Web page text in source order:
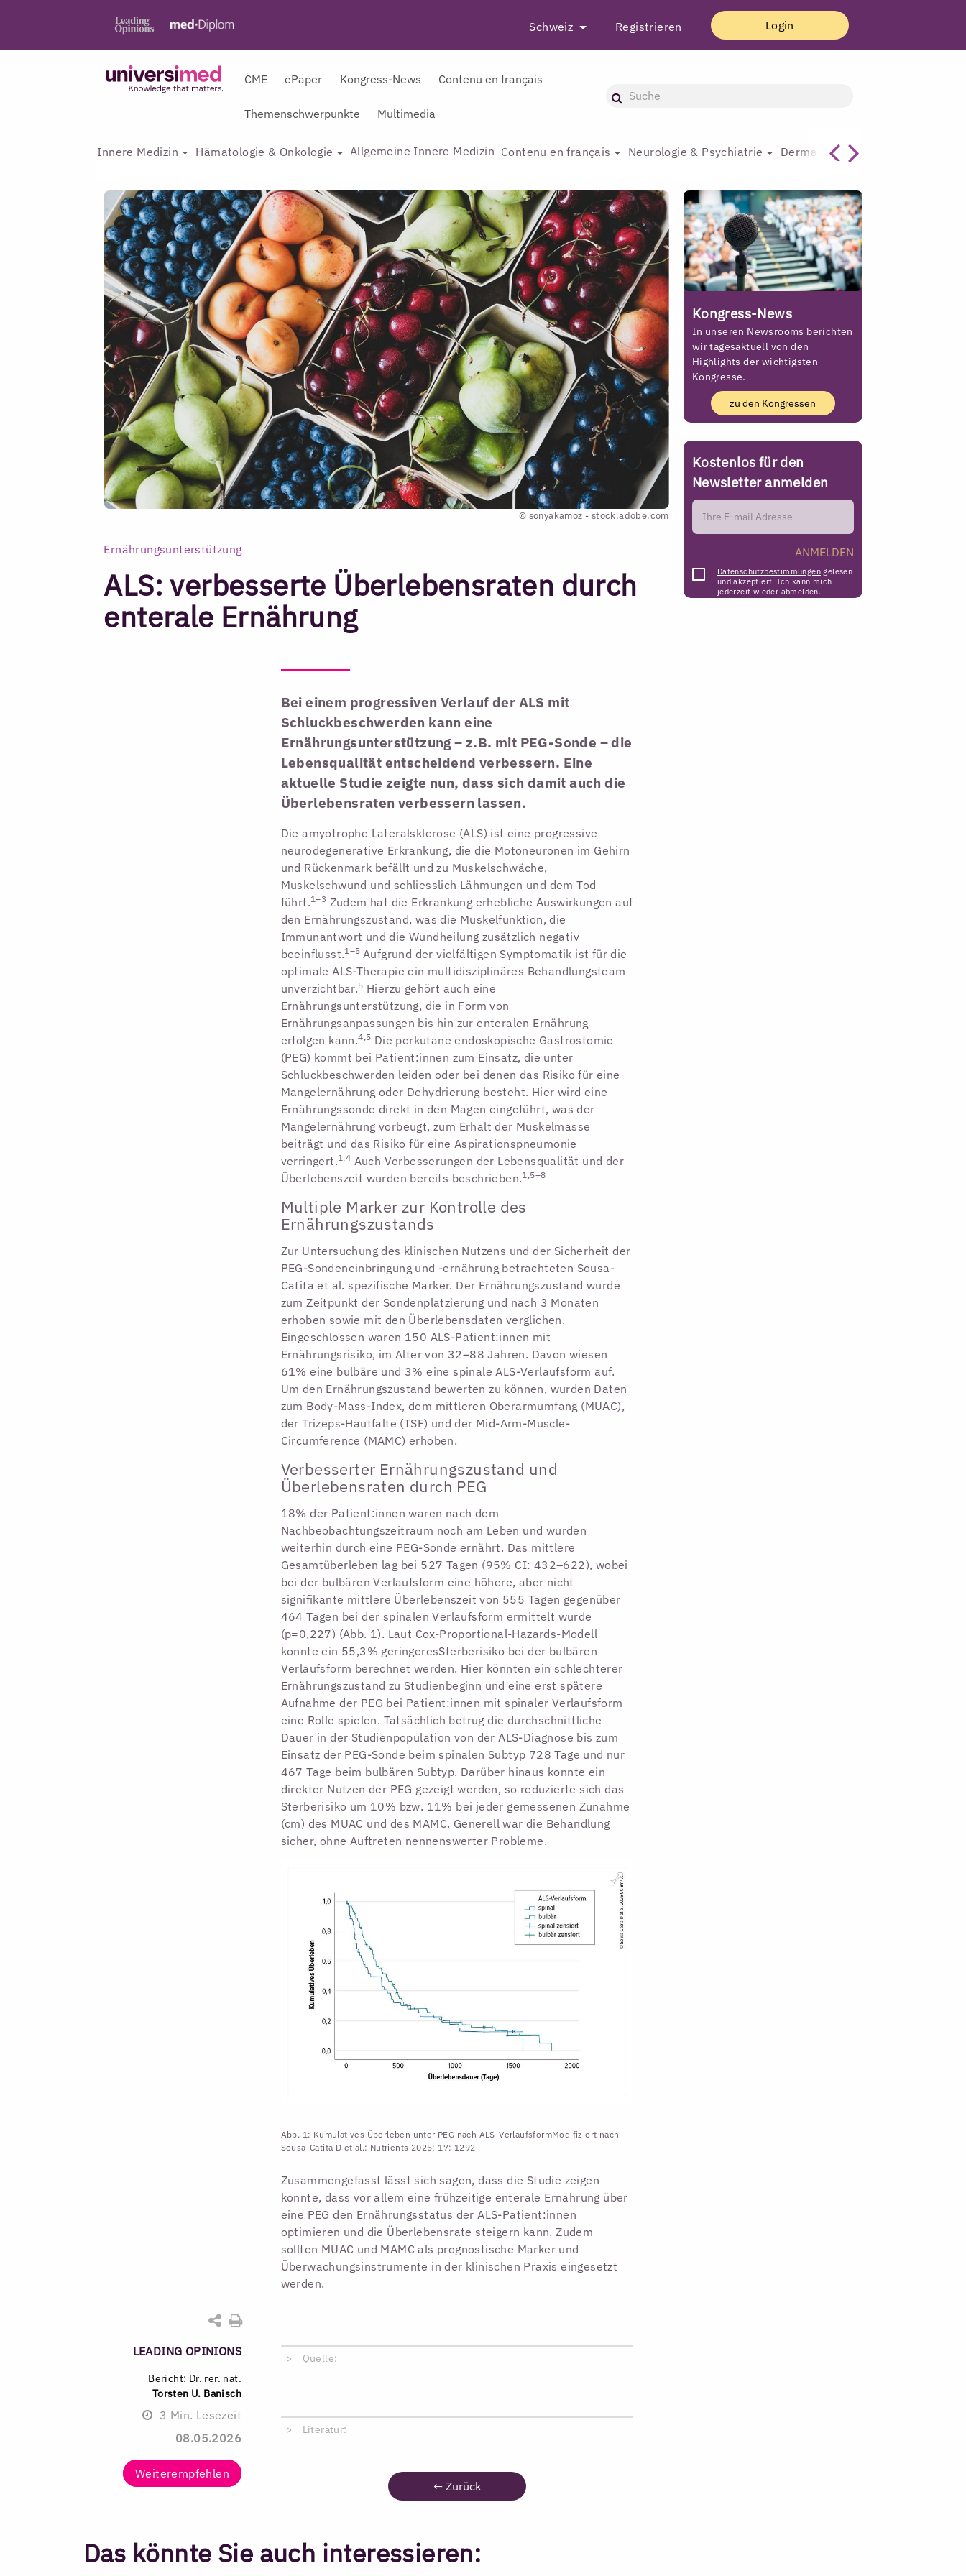
Schweiz Registrieren Login
CME ePaper Kongress-News Contenu en français
Themenschwerpunkte Multimedia
Innere Medizin Hämatologie & Onkologie Allgemeine Innere Medizin Contenu en français Neurologie & Psychiatrie Dermatologie & Plastische
© sonyakamoz - stock.adobe.com
Ernährungsunterstützung
ALS: verbesserte Überlebensraten durch
enterale Ernährung
LEADING OPINIONS
Bericht: Dr. rer. nat.
Torsten U. Banisch
3 Min. Lesezeit
08.05.2026
Weiterempfehlen
Bei einem progressiven Verlauf der ALS mit
Schluckbeschwerden kann eine
Ernährungsunterstützung – z.B. mit PEG-Sonde – die
Lebensqualität entscheidend verbessern. Eine
aktuelle Studie zeigte nun, dass sich damit auch die
Überlebensraten verbessern lassen.
Die amyotrophe Lateralsklerose (ALS) ist eine progressive
neurodegenerative Erkrankung, die die Motoneuronen im Gehirn
und Rückenmark befällt und zu Muskelschwäche,
Muskelschwund und schliesslich Lähmungen und dem Tod
führt.1–3 Zudem hat die Erkrankung erhebliche Auswirkungen auf
den Ernährungszustand, was die Muskelfunktion, die
Immunantwort und die Wundheilung zusätzlich negativ
beeinflusst.1–5 Aufgrund der vielfältigen Symptomatik ist für die
optimale ALS-Therapie ein multidisziplinäres Behandlungsteam
unverzichtbar.5 Hierzu gehört auch eine
Ernährungsunterstützung, die in Form von
Ernährungsanpassungen bis hin zur enteralen Ernährung
erfolgen kann.4,5 Die perkutane endoskopische Gastrostomie
(PEG) kommt bei Patient:innen zum Einsatz, die unter
Schluckbeschwerden leiden oder bei denen das Risiko für eine
Mangelernährung oder Dehydrierung besteht. Hier wird eine
Ernährungssonde direkt in den Magen eingeführt, was der
Mangelernährung vorbeugt, zum Erhalt der Muskelmasse
beiträgt und das Risiko für eine Aspirationspneumonie
verringert.1,4 Auch Verbesserungen der Lebensqualität und der
Überlebenszeit wurden bereits beschrieben.1,5–8
Multiple Marker zur Kontrolle des
Ernährungszustands
Zur Untersuchung des klinischen Nutzens und der Sicherheit der
PEG-Sondeneinbringung und -ernährung betrachteten Sousa-
Catita et al. spezifische Marker. Der Ernährungszustand wurde
zum Zeitpunkt der Sondenplatzierung und nach 3 Monaten
erhoben sowie mit den Überlebensdaten verglichen.
Eingeschlossen waren 150 ALS-Patient:innen mit
Ernährungsrisiko, im Alter von 32–88 Jahren. Davon wiesen
61% eine bulbäre und 3% eine spinale ALS-Verlaufsform auf.
Um den Ernährungszustand bewerten zu können, wurden Daten
zum Body-Mass-Index, dem mittleren Oberarmumfang (MUAC),
der Trizeps-Hautfalte (TSF) und der Mid-Arm-Muscle-
Circumference (MAMC) erhoben.
Verbesserter Ernährungszustand und
Überlebensraten durch PEG
18% der Patient:innen waren nach dem
Nachbeobachtungszeitraum noch am Leben und wurden
weiterhin durch eine PEG-Sonde ernährt. Das mittlere
Gesamtüberleben lag bei 527 Tagen (95% CI: 432–622), wobei
bei der bulbären Verlaufsform eine höhere, aber nicht
signifikante mittlere Überlebenszeit von 555 Tagen gegenüber
464 Tagen bei der spinalen Verlaufsform ermittelt wurde
(p=0,227) (Abb. 1). Laut Cox-Proportional-Hazards-Modell
konnte ein 55,3% geringeresSterberisiko bei der bulbären
Verlaufsform berechnet werden. Hier könnten ein schlechterer
Ernährungszustand zu Studienbeginn und eine erst spätere
Aufnahme der PEG bei Patient:innen mit spinaler Verlaufsform
eine Rolle spielen. Tatsächlich betrug die durchschnittliche
Dauer in der Studienpopulation von der ALS-Diagnose bis zum
Einsatz der PEG-Sonde beim spinalen Subtyp 728 Tage und nur
467 Tage beim bulbären Subtyp. Darüber hinaus konnte ein
direkter Nutzen der PEG gezeigt werden, so reduzierte sich das
Sterberisiko um 10% bzw. 11% bei jeder gemessenen Zunahme
(cm) des MUAC und des MAMC. Generell war die Behandlung
sicher, ohne Auftreten nennenswerter Probleme.
Abb. 1: Kumulatives Überleben unter PEG nach ALS-VerlaufsformModifiziert nach
Sousa-Catita D et al.: Nutrients 2025; 17: 1292
Zusammengefasst lässt sich sagen, dass die Studie zeigen
konnte, dass vor allem eine frühzeitige enterale Ernährung über
eine PEG den Ernährungsstatus der ALS-Patient:innen
optimieren und die Überlebensrate steigern kann. Zudem
sollten MUAC und MAMC als prognostische Marker und
Überwachungsinstrumente in der klinischen Praxis eingesetzt
werden.
Quelle:
Literatur:
← Zurück
Das könnte Sie auch interessieren:
Kongress-News
In unseren Newsrooms berichten
wir tagesaktuell von den
Highlights der wichtigsten
Kongresse.
zu den Kongressen
Kostenlos für den
Newsletter anmelden
ANMELDEN
Datenschutzbestimmungen gelesen
und akzeptiert. Ich kann mich
jederzeit wieder abmelden.